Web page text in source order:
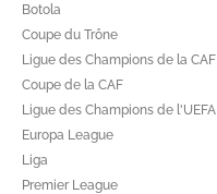
Botola
Coupe du Trône
Ligue des Champions de la CAF
Coupe de la CAF
Ligue des Champions de l'UEFA
Europa League
Liga
Premier League